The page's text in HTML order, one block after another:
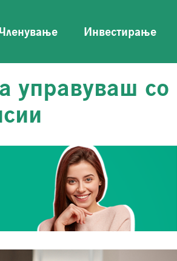
Членување Инвестирање
управуваш со